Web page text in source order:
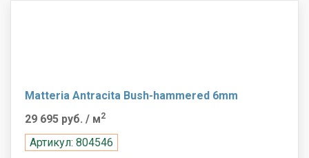
Matteria Antracita Bush-hammered 6mm
29 695 руб. / м2
Артикул: 804546